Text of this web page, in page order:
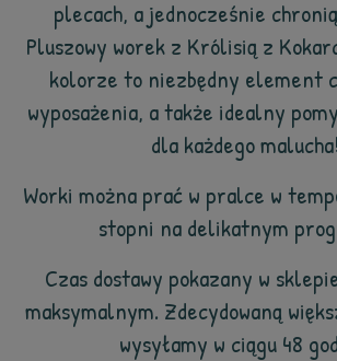
plecach, a jednocześnie
Pluszowy worek z Królisią z
kolorze to niezbędny element
wyposażenia, a także idealny
dla każdego malucha!
Worki można prać w pralce w
stopni na delikatnym
Czas dostawy pokazany w
maksymalnym. Zdecydowaną
wysyłamy w ciągu 48